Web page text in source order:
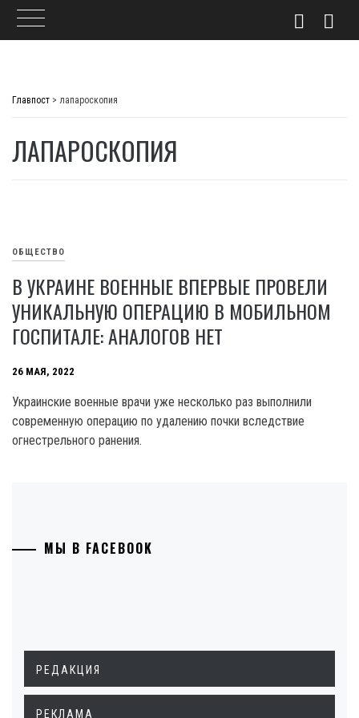
Главпост > лапароскопия
ЛАПАРОСКОПИЯ
ОБЩЕСТВО
В УКРАИНЕ ВОЕННЫЕ ВПЕРВЫЕ ПРОВЕЛИ
УНИКАЛЬНУЮ ОПЕРАЦИЮ В МОБИЛЬНОМ
ГОСПИТАЛЕ: АНАЛОГОВ НЕТ
26 МАЯ, 2022
Украинские военные врачи уже несколько раз выполнили
современную операцию по удалению почки вследствие
огнестрельного ранения.
МЫ В FACEBOOK
РЕДАКЦИЯ
РЕКЛАМА